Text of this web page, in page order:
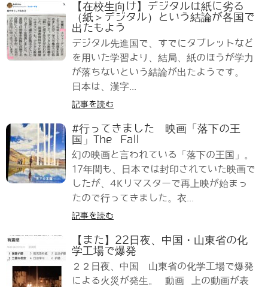
【在校生向け】デジタルは紙に劣る
（紙＞デジタル）という結論が各国で
出たもよう
デジタル先進国で、すでにタブレットなど
を用いた学習より、結局、紙のほうが学力
が落ちないという結論が出たようです。
日本は、漢字...
記事を読む
#行ってきました 映画「落下の王
国」The Fall
幻の映画と言われている「落下の王国」。
17年間も、日本では封印されていた映画で
したが、4Kリマスターで再上映が始まっ
たので行ってきました。衣...
記事を読む
【また】22日夜、中国・山東省の化
学工場で爆発
２２日夜、中国 山東省の化学工場で爆発
による火災が発生。 動画 上の動画が表